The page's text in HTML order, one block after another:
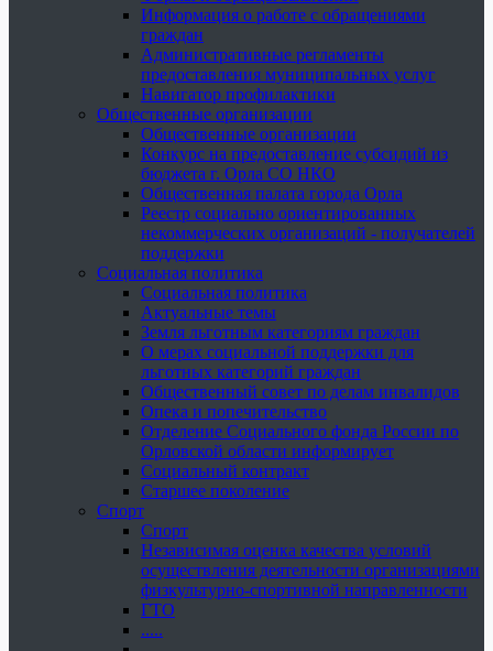
Информация о работе с обращениями
граждан
Административные регламенты
предоставления муниципальных услуг
Навигатор профилактики
Общественные организации
Общественные организации
Конкурс на предоставление субсидий из
бюджета г. Орла СО НКО
Общественная палата города Орла
Реестр социально ориентированных
некоммерческих организаций - получателей
поддержки
Социальная политика
Социальная политика
Актуальные темы
Земля льготным категориям граждан
О мерах социальной поддержки для
льготных категорий граждан
Общественный совет по делам инвалидов
Опека и попечительство
Отделение Социального фонда России по
Орловской области информирует
Социальный контракт
Старшее поколение
Спорт
Спорт
Независимая оценка качества условий
осуществления деятельности организациями
физкультурно-спортивной направленности
ГТО
.....